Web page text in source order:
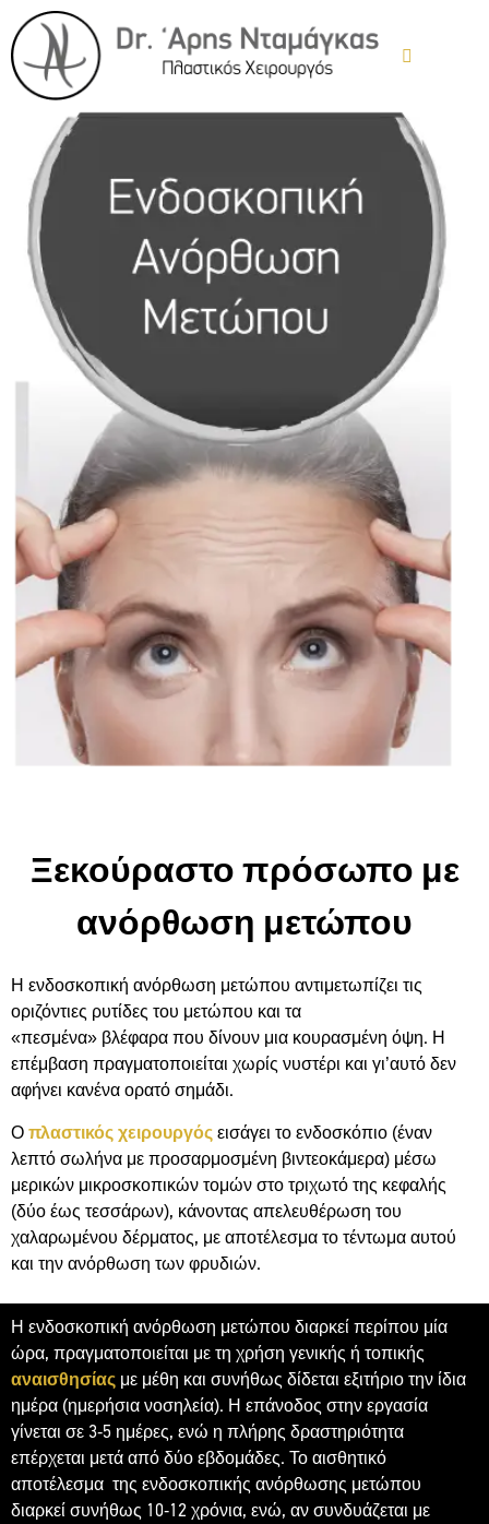
Ξεκούραστο πρόσωπο με
ανόρθωση μετώπου
Η ενδοσκοπική ανόρθωση μετώπου αντιμετωπίζει τις
οριζόντιες ρυτίδες του μετώπου και τα
«πεσμένα» βλέφαρα που δίνουν μια κουρασμένη όψη. Η
επέμβαση πραγματοποιείται χωρίς νυστέρι και γι’αυτό δεν
αφήνει κανένα ορατό σημάδι.
Οπλαστικός χειρουργόςεισάγει το ενδοσκόπιο (έναν
λεπτό σωλήνα με προσαρμοσμένη βιντεοκάμερα) μέσω
μερικών μικροσκοπικών τομών στο τριχωτό της κεφαλής
(δύο έως τεσσάρων), κάνοντας απελευθέρωση του
χαλαρωμένου δέρματος, με αποτέλεσμα το τέντωμα αυτού
και την ανόρθωση των φρυδιών.
Η ενδοσκοπική ανόρθωση μετώπου διαρκεί περίπου μία
ώρα, πραγματοποιείται με τη χρήση γενικής ή τοπικής
αναισθησίας με μέθη και συνήθως δίδεται εξιτήριο την ίδια
ημέρα (ημερήσια νοσηλεία). Η επάνοδος στην εργασία
γίνεται σε 3-5 ημέρες, ενώ η πλήρης δραστηριότητα
επέρχεται μετά από δύο εβδομάδες. Το αισθητικό
αποτέλεσμα της ενδοσκοπικής ανόρθωσης μετώπου
διαρκεί συνήθως 10-12 χρόνια, ενώ, αν συνδυάζεται με